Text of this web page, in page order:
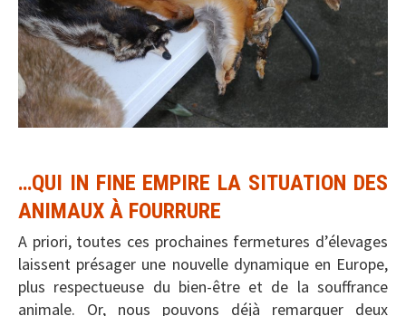
…QUI IN FINE EMPIRE LA SITUATION DES
ANIMAUX À FOURRURE
A priori, toutes ces prochaines fermetures d’élevages
laissent présager une nouvelle dynamique en Europe,
plus respectueuse du bien-être et de la souffrance
animale. Or, nous pouvons déjà remarquer deux